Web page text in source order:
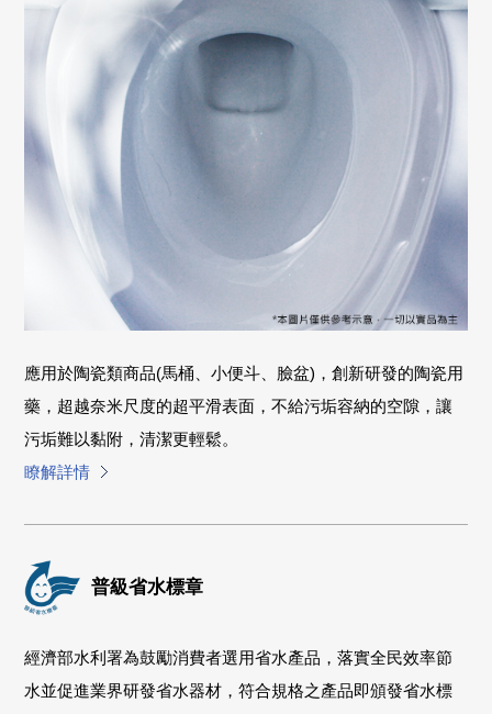
應用於陶瓷類商品(馬桶、小便斗、臉盆)，創新研發的陶瓷用
藥，超越奈米尺度的超平滑表面，不給污垢容納的空隙，讓
污垢難以黏附，清潔更輕鬆。
瞭解詳情
普級省水標章
經濟部水利署為鼓勵消費者選用省水產品，落實全民效率節
水並促進業界研發省水器材，符合規格之產品即頒發省水標